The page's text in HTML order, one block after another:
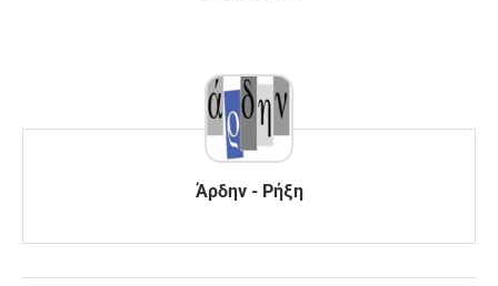
Άρδην - Ρήξη